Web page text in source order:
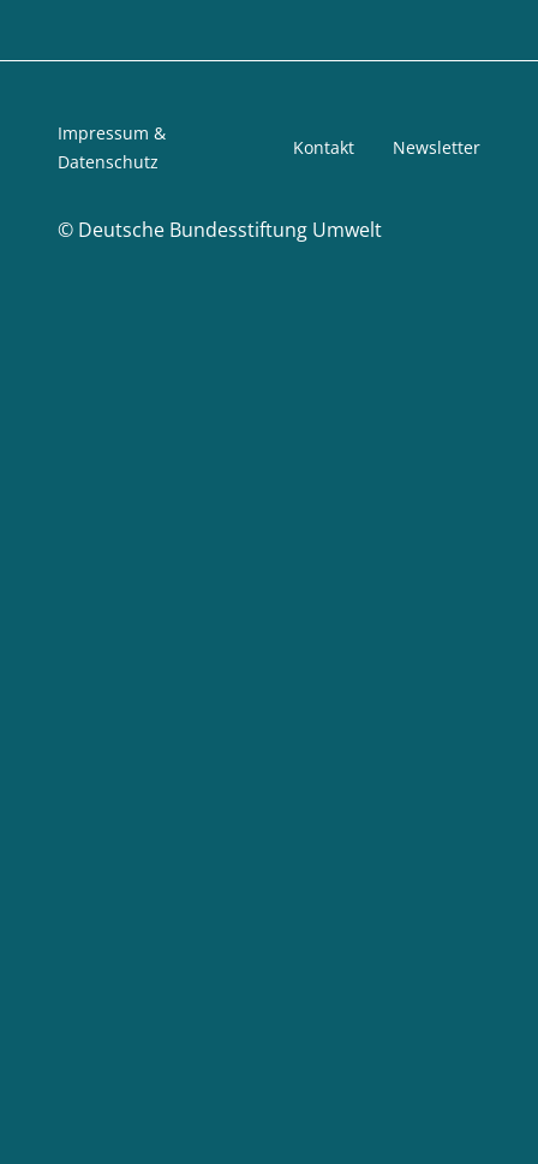
© Deutsche Bundesstiftung Umwelt
Impressum &
Datenschutz
Kontakt Newsletter